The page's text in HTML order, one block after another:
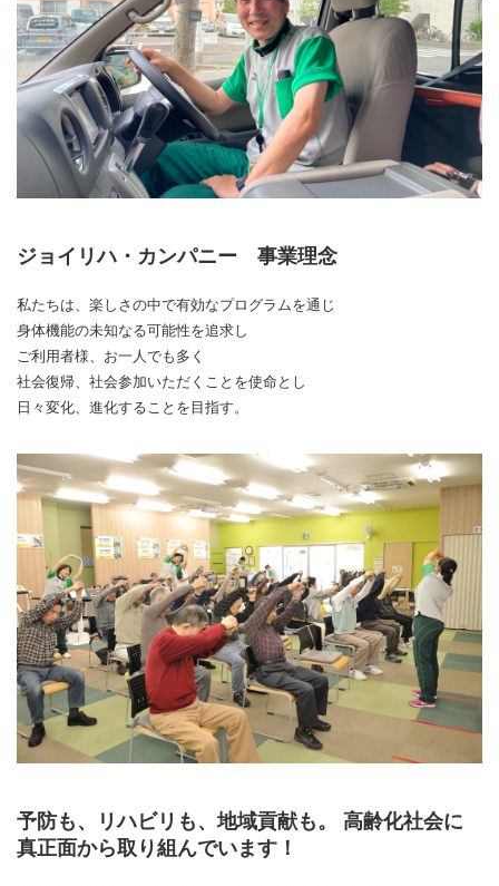
ジョイリハ・カンパニー 事業理念
私たちは、楽しさの中で有効なプログラムを通じ
身体機能の未知なる可能性を追求し
ご利用者様、お一人でも多く
社会復帰、社会参加いただくことを使命とし
日々変化、進化することを目指す。
予防も、リハビリも、地域貢献も。 高齢化社会に
真正面から取り組んでいます！